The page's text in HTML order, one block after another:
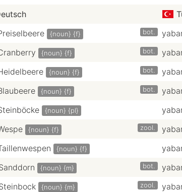
{noun} {f} bot.
{noun} {f} bot.
{noun} {f} bot.
{noun} {f} bot.
{noun} {pl}
{noun} {f} zool.
{noun} {f}
{noun} {m} bot.
{noun} {m} zool.